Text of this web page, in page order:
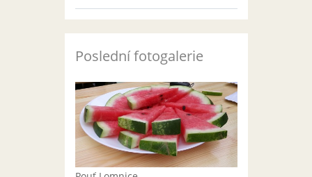
Poslední fotogalerie